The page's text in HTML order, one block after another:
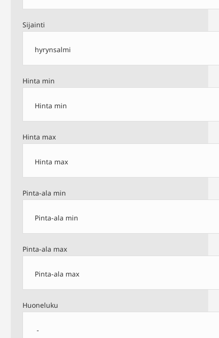
Sijainti
Hinta min
Hinta max
Pinta-ala min
Pinta-ala max
Huoneluku